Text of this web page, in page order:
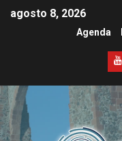
agosto 8, 2026
Agenda